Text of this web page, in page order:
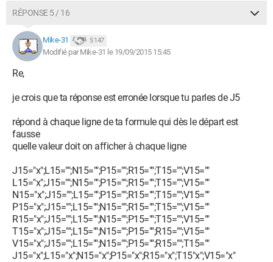
RÉPONSE 5 / 16
Mike-31 5 147
Modifié par Mike-31 le 19/09/2015 15:45
Re,
je crois que ta réponse est erronée lorsque tu parles de J5
répond à chaque ligne de ta formule qui dès le départ est
fausse
quelle valeur doit on afficher à chaque ligne
J15="x";L15="";N15="";P15="";R15="";T15="";V15=""
L15="x";J15="";N15="";P15="";R15="";T15="";V15=""
N15="x";J15="";L15="";P15="";R15="";T15="";V15=""
P15="x";J15="";L15="";N15="";R15="";T15="";V15=""
R15="x";J15="";L15="";N15="";P15="";T15="";V15=""
T15="x";J15="";L15="";N15="";P15="";R15="";V15=""
V15="x";J15="";L15="";N15="";P15="";R15="";T15=""
J15="x";L15="x";N15="x";P15="x";R15="x";T15"x";V15="x"